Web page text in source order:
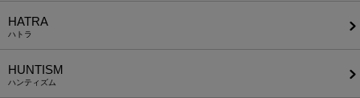
HATRA
ハトラ
HUNTISM
ハンティズム